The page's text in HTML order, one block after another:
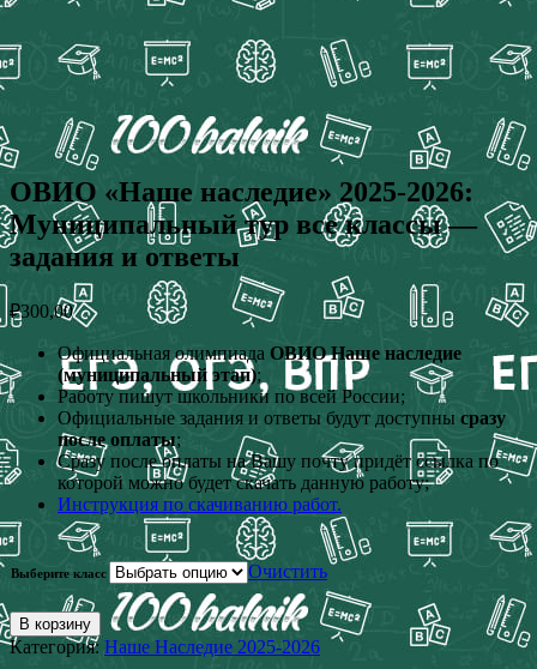
ОВИО «Наше наследие» 2025-2026:
Муниципальный тур все классы —
задания и ответы
₽300,00
Официальная олимпиада ОВИО Наше наследие
(муниципальный этап);
Работу пишут школьники по всей России;
Официальные задания и ответы будут доступны сразу
после оплаты;
Сразу после оплаты на Вашу почту придёт ссылка по
которой можно будет скачать данную работу;
Инструкция по скачиванию работ.
Выберите класс Очистить
В корзину
Категория:Наше Наследие 2025-2026